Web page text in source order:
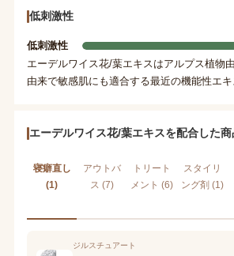
低刺激性
低刺激性
エーデルワイス花/葉エキスはアルプス植物
由来で敏感肌にも適合する最近の機能性エキ
エーデルワイス花/葉エキスを配合した
寝癖直し
(1)
アウトバ
ス (7)
トリート
メント (6)
スタイリ
ング剤 (1)
ジルスチュアート